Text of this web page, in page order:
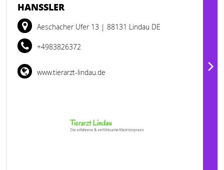
HANSSLER
Aeschacher Ufer 13 | 88131 Lindau DE
+4983826372
www.tierarzt-lindau.de